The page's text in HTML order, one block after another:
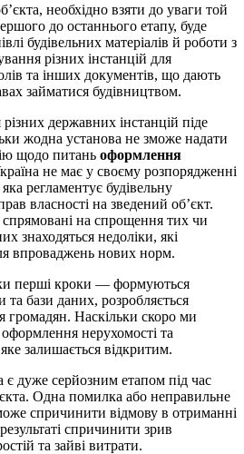
необхідно взяти до уваги той
до останнього етапу, буде
будівельних матеріалів й роботи з
різних інстанцій для
та інших документів, що дають
займатися будівництвом.
державних інстанцій піде
жодна установа не зможе надати
щодо питань оформлення
не має у своєму розпорядженні
регламентує будівельну
власності на зведений об’єкт.
спрямовані на спрощення тих чи
знаходяться недоліки, які
впроваджень нових норм.
перші кроки — формуються
та бази даних, розробляється
громадян. Наскільки скоро ми
нерухомості та
залишається відкритим.
дуже серйозним етапом під час
Одна помилка або неправильне
спричинити відмову в отриманні
спричинити зрив
та зайві витрати.